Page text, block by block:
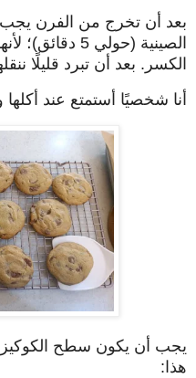
بعد أن تخرج من الفرن يجب
الصينية (حولي
الكسر. بعد أن تبرد قليلًا
أنا شخصيًا أستمتع عند
يجب أن يكون سطح
هذا: